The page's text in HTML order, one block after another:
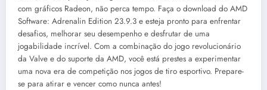
com gráficos Radeon, não perca tempo. Faça o download do AMD
Software: Adrenalin Edition 23.9.3 e esteja pronto para enfrentar
desafios, melhorar seu desempenho e desfrutar de uma
jogabilidade incrível. Com a combinação do jogo revolucionário
da Valve e do suporte da AMD, você está prestes a experimentar
uma nova era de competição nos jogos de tiro esportivo. Prepare-
se para atirar e vencer como nunca antes!